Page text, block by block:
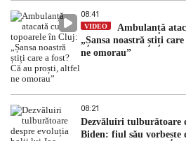
08:41
VIDEO
Ambulanță
„Șansa noastră știți
ne omorau”
08:21
Dezvăluiri tulburătoare
Biden: fiul său vorbește